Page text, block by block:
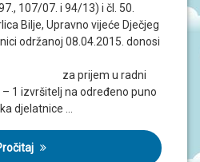
107/07. i 94/13) i čl. 50.
Bilje, Upravno vijeće Dječjeg
održanoj 08.04.2015. donosi
prijem u radni
– 1 izvršitelj na određeno puno
djelatnice …